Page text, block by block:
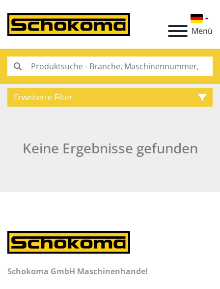
Menü
Erweiterte Filter
Keine Ergebnisse gefunden
Schokoma GmbH Maschinenhandel